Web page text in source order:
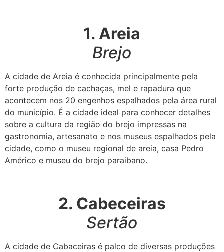
1. Areia
Brejo
A cidade de Areia é conhecida principalmente pela
forte produção de cachaças, mel e rapadura que
acontecem nos 20 engenhos espalhados pela área rural
do município. É a cidade ideal para conhecer detalhes
sobre a cultura da região do brejo impressas na
gastronomia, artesanato e nos museus espalhados pela
cidade, como o museu regional de areia, casa Pedro
Américo e museu do brejo paraibano.
2. Cabeceiras
Sertão
A cidade de Cabaceiras é palco de diversas produções